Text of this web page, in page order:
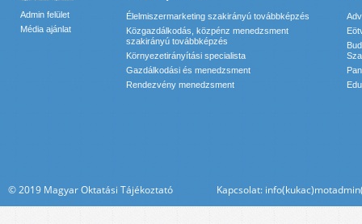
Admin felület
Média ajánlat
Élelmiszermarketing szakirányú továbbképzés
Közgazdálkodás, közpénz menedzsment
szakirányú továbbképzés
Környezetirányítási specialista
Gazdálkodási és menedzsment
Rendezvény menedzsment
© 2019 Magyar Oktatási Tájékoztató Kapcsolat: